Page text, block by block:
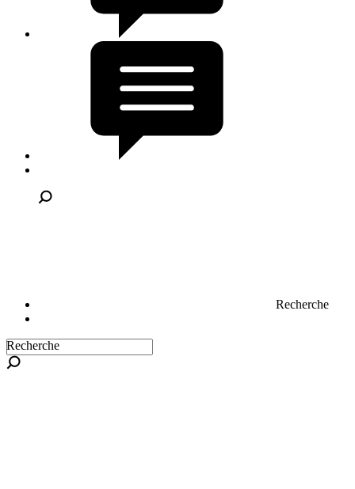
Recherche
Recherche